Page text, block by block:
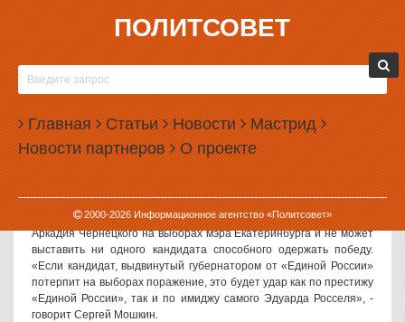
ПОЛИТСОВЕТ
Главная Статьи Новости Мастрид
Новости партнеров О проекте
2000-2026Информационное агентство «Политсовет»
18.11.2003, 13:02
РОССЕЛЬ РИСКУЕТ ДИСКРЕДИТИРОВАТЬ
«ЕДИНУЮ РОССИЮ»
«Настаивая на выдвижении консолидированного кандидата от
областной власти и «Единой России» Эдуард Россель рискует
успехом партии», - считает политолог Сергей Мошкин. По его
словам, положение дел с выдвижением консолидированного
кандидата начинает приобретать хронический характер. Эдуард
Россель по личным мотивам не хочет поддерживать кандидатуру
Аркадия Чернецкого на выборах мэра Екатеринбурга и не может
выставить ни одного кандидата способного одержать победу.
«Если кандидат, выдвинутый губернатором от «Единой России»
потерпит на выборах поражение, это будет удар как по престижу
«Единой России», так и по имиджу самого Эдуарда Росселя», -
говорит Сергей Мошкин.